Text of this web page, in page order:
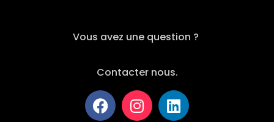
Vous avez une question ?
Contacter nous.